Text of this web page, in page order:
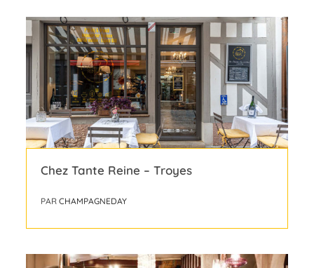
Chez Tante Reine – Troyes
PAR CHAMPAGNEDAY